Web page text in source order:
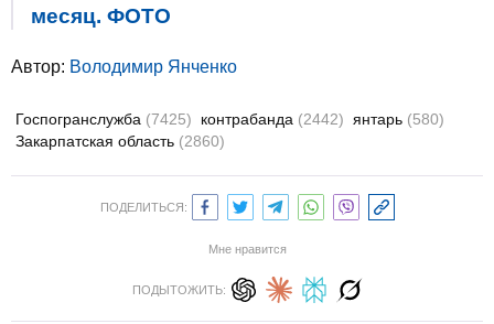
месяц. ФОТО
Автор: Володимир Янченко
Госпогранслужба (7425) контрабанда (2442) янтарь (580)
Закарпатская область (2860)
ПОДЕЛИТЬСЯ:
Мне нравится
ПОДЫТОЖИТЬ: